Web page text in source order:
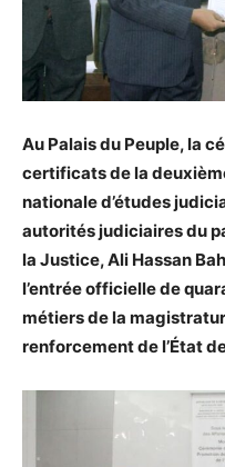
Au Palais du Peuple, la
certificats de la
nationale d’études
autorités judiciaires du
la Justice, Ali Hassan
l’entrée officielle de
métiers de la
renforcement de l’État